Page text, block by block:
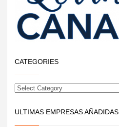
CATEGORIES
ULTIMAS EMPRESAS AÑADIDAS